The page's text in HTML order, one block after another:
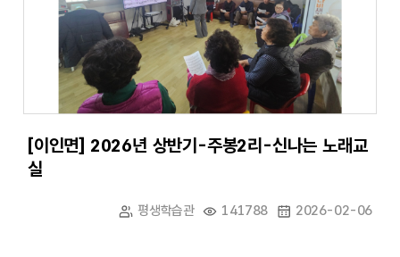
[이인면] 2026년 상반기-주봉2리-신나는 노래교
실
평생학습관 141788 2026-02-06